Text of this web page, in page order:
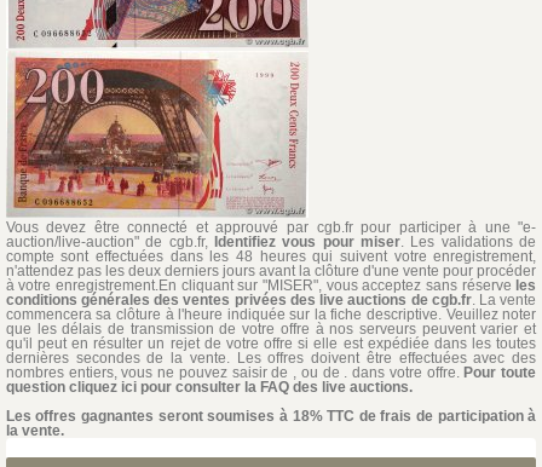
Vous devez être connecté et approuvé par cgb.fr pour participer à une "e-
auction/live-auction" de cgb.fr, Identifiez vous pour miser. Les validations de
compte sont effectuées dans les 48 heures qui suivent votre enregistrement,
n'attendez pas les deux derniers jours avant la clôture d'une vente pour procéder
à votre enregistrement.En cliquant sur "MISER", vous acceptez sans réserve les
conditions générales des ventes privées des live auctions de cgb.fr. La vente
commencera sa clôture à l'heure indiquée sur la fiche descriptive. Veuillez noter
que les délais de transmission de votre offre à nos serveurs peuvent varier et
qu'il peut en résulter un rejet de votre offre si elle est expédiée dans les toutes
dernières secondes de la vente. Les offres doivent être effectuées avec des
nombres entiers, vous ne pouvez saisir de , ou de . dans votre offre. Pour toute
question cliquez ici pour consulter la FAQ des live auctions.
Les offres gagnantes seront soumises à 18% TTC de frais de participation à
la vente.